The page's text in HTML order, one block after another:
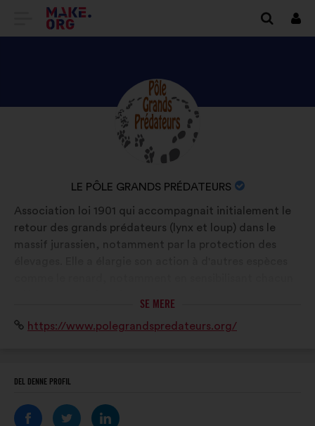
TILBAGE
MAKE.ORG’S
STARTSIDE
Log
på
SE
PÔLE
GRANDS
PROFIL
ORGANISATIONENS
NAVN:
LE PÔLE GRANDS PRÉDATEURS
Biografi:
Association loi 1901 qui accompagnait initialement le
retour des grands prédateurs (lynx et loup) dans le
massif jurassien, notamment par la protection des
pour aller sur le chemin d'une cohabitation réussie
SE MERE
Websted:
https://www.polegrandspredateurs.org/
DEL DENNE PROFIL